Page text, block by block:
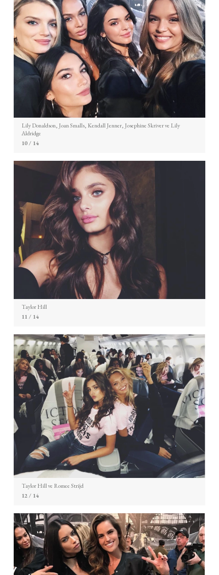
Lily Donaldson, Joan Smalls, Kendall Jenner, Josephine Skriver ve Lily
Aldridge
10/ 14
Taylor Hill
11 / 14
Taylor Hill ve Romee Strijd
12/ 14